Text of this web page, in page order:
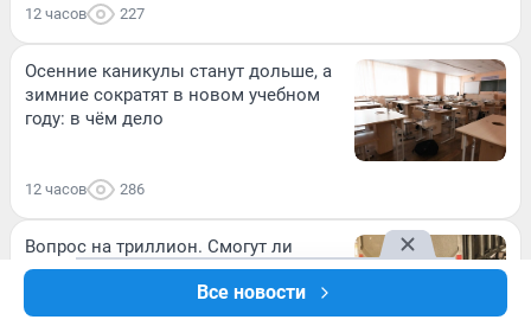
Все новости
12 часов 227
Осенние каникулы станут дольше, а
зимние сократят в новом учебном
году: в чём дело
12 часов 286
Вопрос на триллион. Смогут ли
зерновые терминалы Балтики
заменить заблокированные южные
порты: мнение эксперта